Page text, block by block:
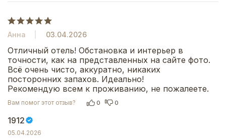
Анна 03.04.2026
Отличный отель! Обстановка и интерьер в
точности, как на представленных на сайте фото.
Всё очень чисто, аккуратно, никаких
посторонних запахов. Идеально!
Рекомендую всем к проживанию, не пожалеете.
Вам помог этот отзыв? 0 0
1912
05.04.2026